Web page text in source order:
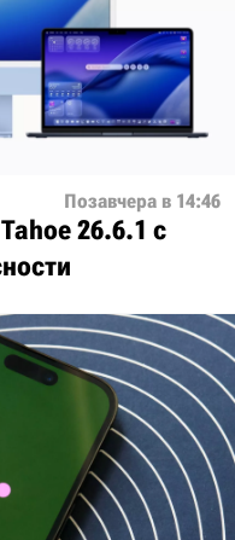
Позавчера в 14:46
26.6.1 с